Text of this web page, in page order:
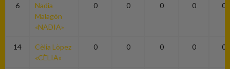
6
Nadia
Malagón
«NADIA»
0 0 0 0 0
14
Cèlia Lòpez
«CÈLIA»
0 0 0 0 0